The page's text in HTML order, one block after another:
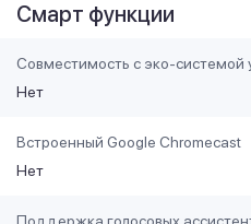
Смарт функции
Совместимость с эко-системой
Нет
Встроенный Google Chromecast
Нет